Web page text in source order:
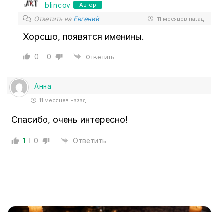
blincov Автор
Ответить на Евгений 11 месяцев назад
Хорошо, появятся именины.
0 0 Ответить
Анна
11 месяцев назад
Спасибо, очень интересно!
1 0 Ответить